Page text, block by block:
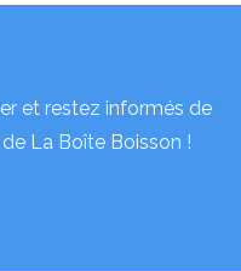
et restez informés de
La Boîte Boisson !